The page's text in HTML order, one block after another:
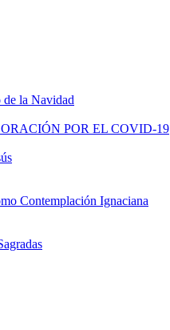
la Navidad
POR EL COVID-19
Contemplación Ignaciana